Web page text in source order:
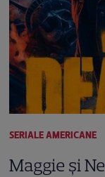
SERIALE AMERICANE
Maggie și